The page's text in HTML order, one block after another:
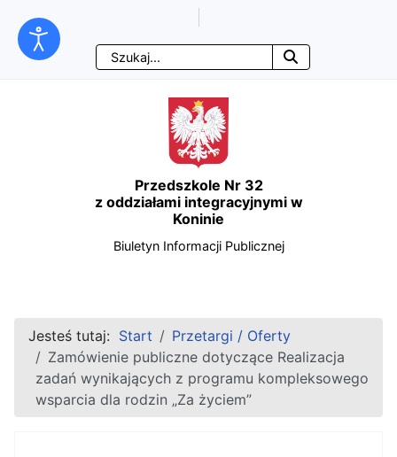
Przejdź
do
Przejdź
do
nawigacyjnego
Przejdź
do
wyszukiwarki
Przejdź
do
Szukaj
Przedszkole Nr 32
z oddziałami integracyjnymi w
Koninie
Biuletyn Informacji Publicznej
Jesteś tutaj: Start
Przetargi / Oferty
Zamówienie publiczne dotyczące Realizacja
zadań wynikających z programu kompleksowego
wsparcia dla rodzin „Za życiem”